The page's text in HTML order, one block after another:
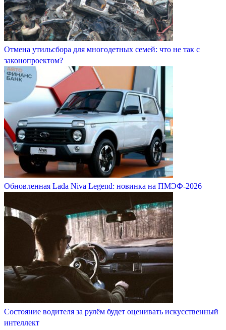
Отмена утильсбора для многодетных семей: что не так с
законопроектом?
Обновленная Lada Niva Legend: новинка на ПМЭФ-2026
Состояние водителя за рулём будет оценивать искусственный
интеллект